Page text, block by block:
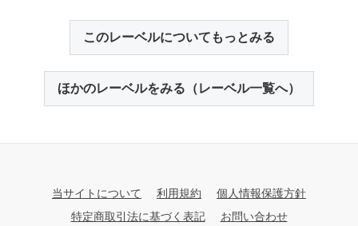
このレーベルについてもっとみる
ほかのレーベルをみる（レーベル一覧へ）
当サイトについて 利用規約
個人情報保護方針
特定商取引法に基づく表記
お問い合わせ